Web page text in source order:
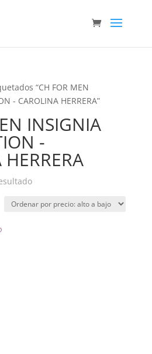
“CH FOR MEN
- CAROLINA HERRERA”
INSIGNIA
-